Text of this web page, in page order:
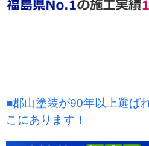
■郡山塗装が90年以上選ば
こにあります！